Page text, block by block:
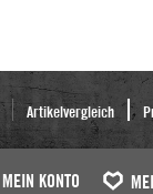
Artikelvergleich
MEIN KONTO